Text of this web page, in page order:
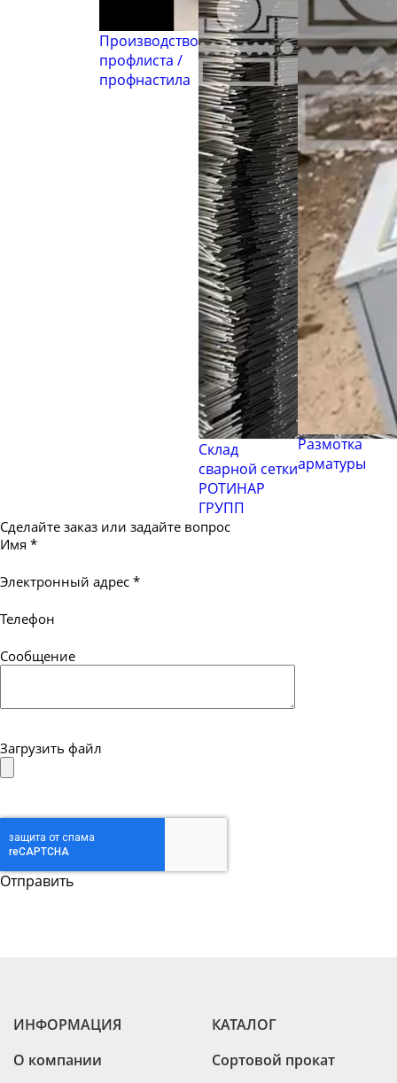
Производство
профлиста /
профнастила
Склад
сварной сетки
РОТИНАР
ГРУПП
Размотка
арматуры
Сделайте заказ или задайте вопрос
Имя *
Электронный адрес *
Телефон
Сообщение
Загрузить файл
ИНФОРМАЦИЯ
О компании
КАТАЛОГ
Сортовой прокат